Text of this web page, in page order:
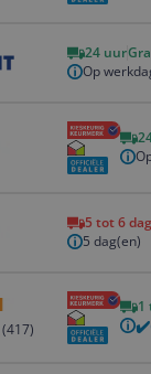
24 uur
Op
5 tot 6
5 dag(en)
(417)
1